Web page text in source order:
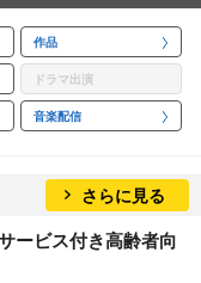
作品
ドラマ出演
音楽配信
さらに見る
ービス付き高齢者向